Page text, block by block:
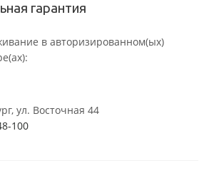
гарантия
в авторизированном(ых)
ул. Восточная 44
100